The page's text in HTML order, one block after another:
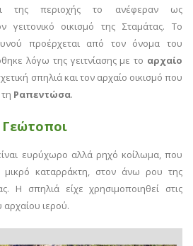
της περιοχής το ανέφεραν ως
γειτονικό οικισμό της Σταμάτας. Το
προέρχεται από τον όνομα του
λόγω της γειτνίασης με το αρχαίο
σπηλιά και τον αρχαίο οικισμό που
Ραπεντώσα.
Γεώτοποι
ευρύχωρο αλλά ρηχό κοίλωμα, που
μικρό καταρράκτη, στον άνω ρου της
Η σπηλιά είχε χρησιμοποιηθεί στις
αρχαίου ιερού.